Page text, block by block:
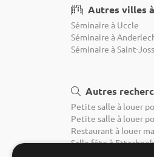
Autres villes
Séminaire à Uccle
Séminaire à
Séminaire à Saint-
Autres
Petite salle à louer
Petite salle à louer
Restaurant à louer
Salle fête à Etterbeek